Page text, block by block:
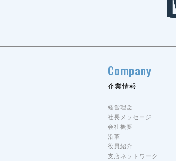
Company
企業情報
経営理念
社長メッセージ
会社概要
沿革
役員紹介
支店ネットワーク